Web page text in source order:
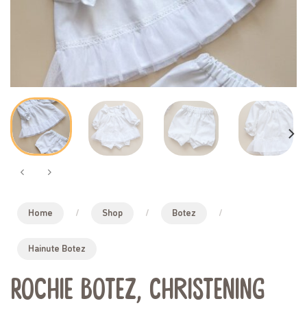
Home / Shop / Botez /
Hainute Botez
Rochie botez, Christening